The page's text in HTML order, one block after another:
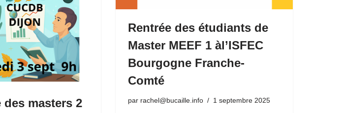
masters 2
Rentrée des étudiants de
Master MEEF 1 àl’ISFEC
Bourgogne Franche-
Comté
par rachel@bucaille.info 1 septembre 2025